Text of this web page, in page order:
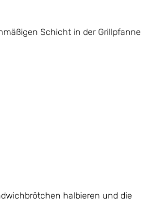
Schicht in der Grillpfanne
halbieren und die